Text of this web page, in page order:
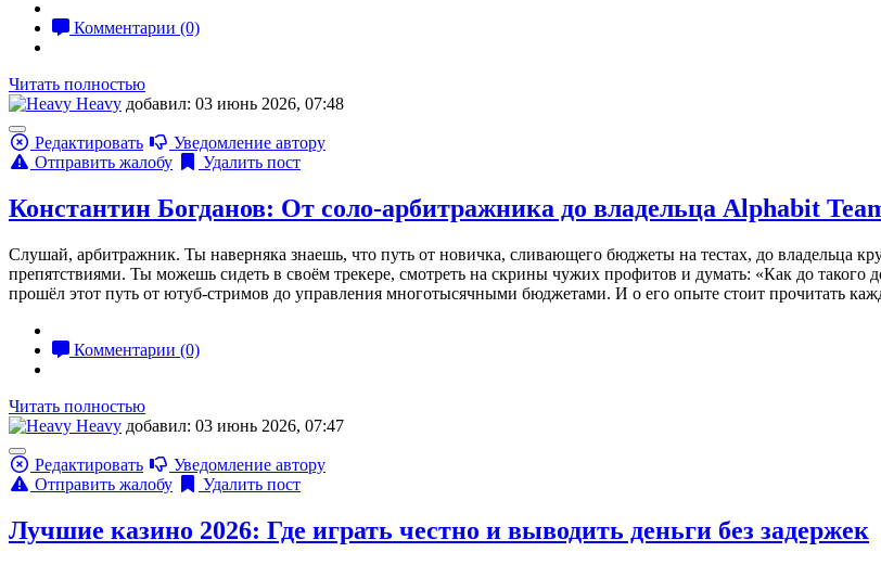
Комментарии (0)
Читать полностью
Heavy добавил: 03 июнь 2026, 07:48
Редактировать
Уведомление автору
Отправить жалобу
Удалить пост
Константин Богданов: От соло-арбитражника до владельца Alphabit
Слушай, арбитражник. Ты наверняка знаешь, что путь от новичка, сливающего бюджеты на тестах, до владельца
препятствиями. Ты можешь сидеть в своём трекере, смотреть на скрины чужих профитов и думать: «Как до такого
прошёл этот путь от ютуб-стримов до управления многотысячными бюджетами. И о его опыте стоит прочитать
Комментарии (0)
Читать полностью
Heavy добавил: 03 июнь 2026, 07:47
Редактировать
Уведомление автору
Отправить жалобу
Удалить пост
Лучшие казино 2026: Где играть честно и выводить деньги без задержек